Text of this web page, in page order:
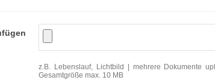
z.B. Lebenslauf, Lichtbild | mehrere Dokumente
Gesamtgröße max. 10 MB